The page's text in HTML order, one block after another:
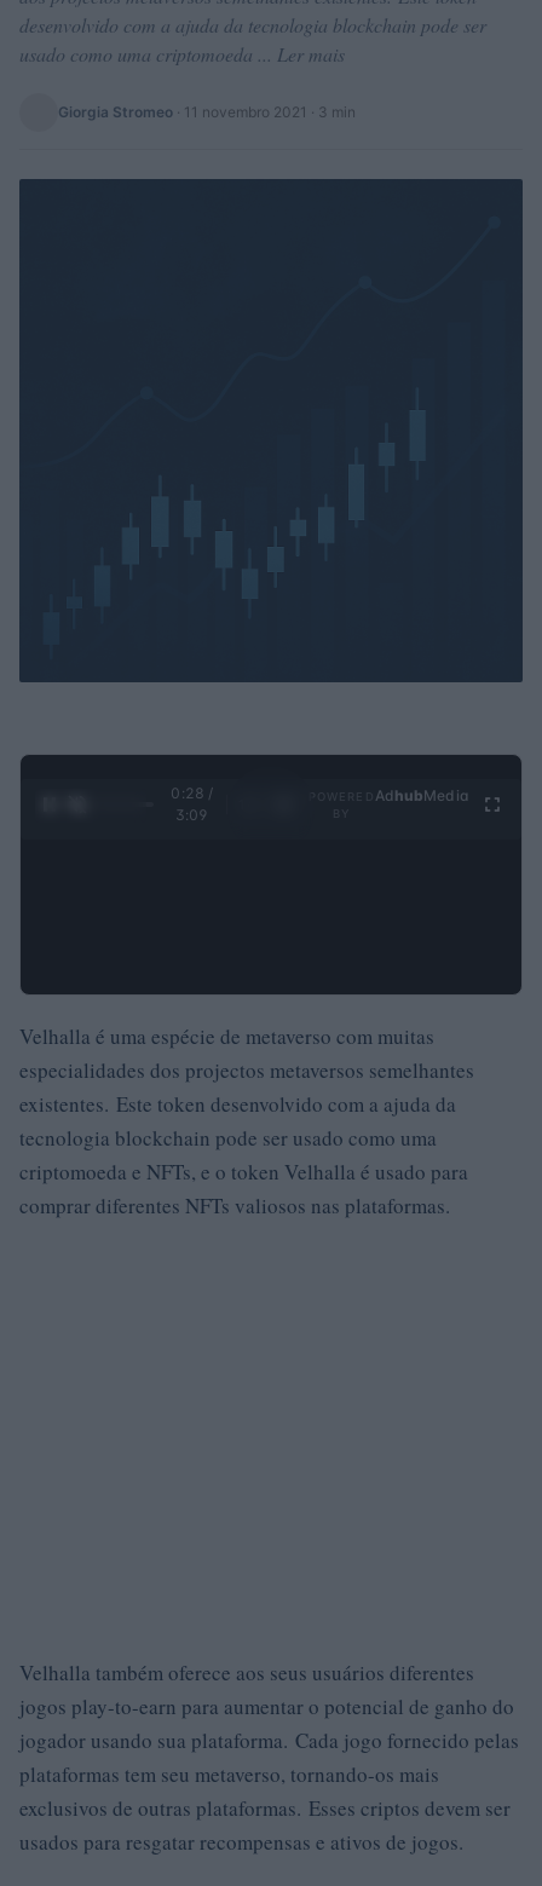
desenvolvido com a ajuda da tecnologia blockchain pode ser
usado como uma criptomoeda ... Ler mais
Giorgia Stromeo · 11 novembro 2021 · 3 min
0:29 /
3:09
Ad hubMedia
Velhalla é uma espécie de metaverso com muitas
especialidades dos projectos metaversos semelhantes
existentes. Este token desenvolvido com a ajuda da
tecnologia blockchain pode ser usado como uma
criptomoeda e NFTs, e o token Velhalla é usado para
comprar diferentes NFTs valiosos nas plataformas.
Velhalla também oferece aos seus usuários diferentes
jogos play-to-earn para aumentar o potencial de ganho do
jogador usando sua plataforma. Cada jogo fornecido pelas
plataformas tem seu metaverso, tornando-os mais
exclusivos de outras plataformas. Esses criptos devem ser
usados ​​para resgatar recompensas e ativos de jogos.